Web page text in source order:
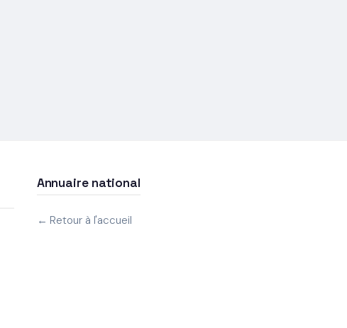
Annuaire national
← Retour à l'accueil